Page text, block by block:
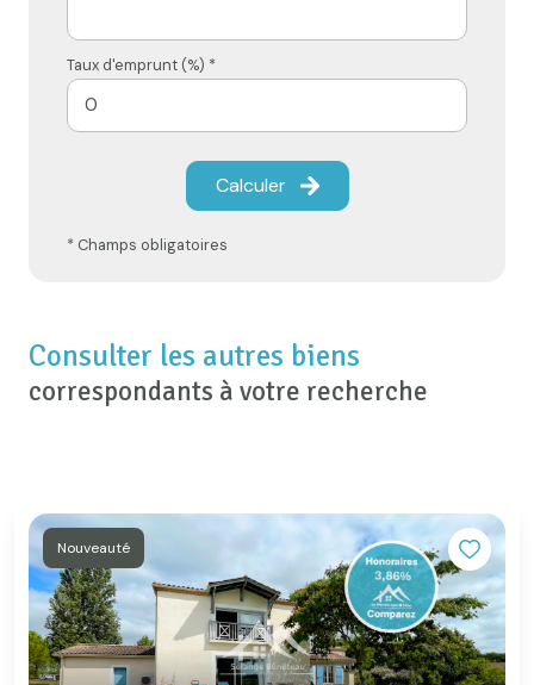
Taux d'emprunt (%) *
Calculer
* Champs obligatoires
Consulter les autres biens
correspondants à votre recherche
Nouveauté